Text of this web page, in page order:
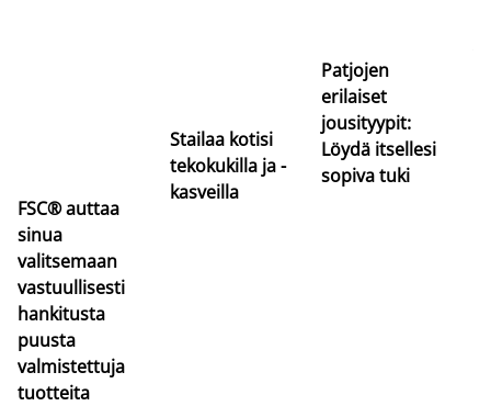
FSC® auttaa
sinua
valitsemaan
vastuullisesti
hankitusta
puusta
valmistettuja
tuotteita
Stailaa kotisi
tekokukilla ja -
kasveilla
Patjojen
erilaiset
jousityypit:
Löydä itsellesi
sopiva tuki